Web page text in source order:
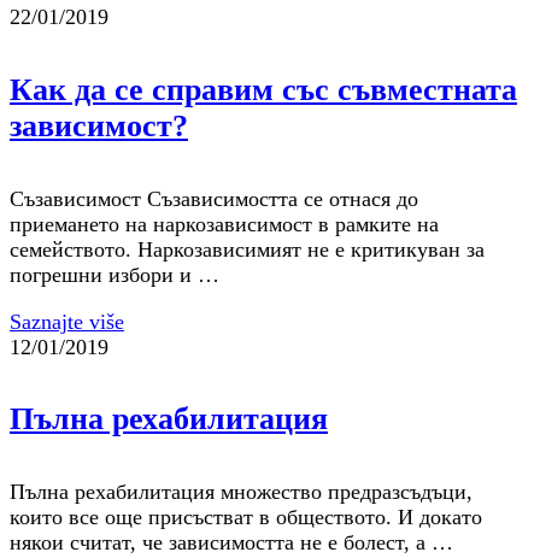
22/01/2019
Как да се справим със съвместната
зависимост?
Съзависимост Съзависимостта се отнася до
приемането на наркозависимост в рамките на
семейството. Наркозависимият не е критикуван за
погрешни избори и …
Saznajte više
12/01/2019
Пълна рехабилитация
Пълна рехабилитация множество предразсъдъци,
които все още присъстват в обществото. И докато
някои считат, че зависимостта не е болест, а …